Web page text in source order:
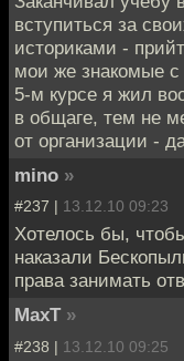
вступиться за
историками -
мои же знакомые
5-м курсе я жил
в общаге, тем не
от организации -
mino »
#237 | 13.12.10 09:23
Хотелось бы,
наказали
права занимать
MaxT »
#238 | 13.12.10 09:25